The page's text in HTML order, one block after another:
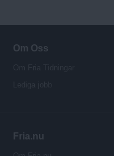
Om Oss
Fria.nu